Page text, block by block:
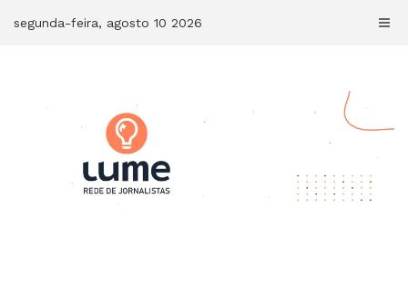
segunda-feira, agosto 10 2026